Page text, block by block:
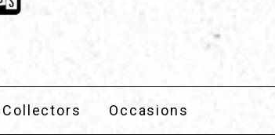
Collectors Occasions